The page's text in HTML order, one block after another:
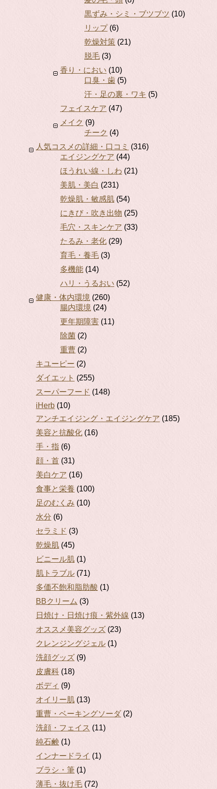
黒ずみ・シミ・ブツブツ (10)
リップ(6)
乾燥対策 (21)
脱毛 (3)
香り・におい (10)
口臭・歯 (5)
汗・足の裏・ワキ (5)
フェイスケア (47)
メイク (9)
チーク (4)
人気コスメの詳細・口コミ (316)
エイジングケア (44)
ほうれい線・しわ (21)
美肌・美白 (231)
乾燥肌・敏感肌 (54)
にきび・吹き出物 (25)
毛穴・スキンケア (33)
たるみ・老化 (29)
育毛・養毛 (3)
多機能 (14)
ハリ・うるおい (52)
健康・体内環境 (260)
腸内環境 (24)
更年期障害 (11)
除菌 (2)
重曹 (2)
キユーピー (2)
ダイエット (255)
スーパーフード (148)
iHerb (10)
アンチエイジング・エイジングケア (185)
美容と抗酸化 (16)
手・指 (6)
顔・首 (31)
美白ケア (16)
食事と栄養 (100)
足のむくみ (10)
水分 (6)
セラミド (3)
乾燥肌 (45)
ビニール肌 (1)
肌トラブル (71)
多価不飽和脂肪酸 (1)
BBクリーム (3)
日焼け・日焼け痕・紫外線 (13)
オススメ美容グッズ (23)
クレンジングジェル (1)
洗顔グッズ (9)
皮膚科 (18)
ボディ (9)
オイリー肌 (13)
重曹・ベーキングソーダ (2)
洗顔・フェイス (11)
純石鹸 (1)
インナードライ (1)
ブラシ・筆 (1)
薄毛・抜け毛 (72)